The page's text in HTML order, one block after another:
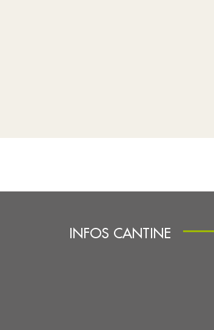
INFOS CANTINE